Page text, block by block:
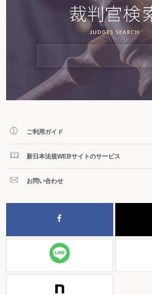
ご利用ガイド
新日本法規WEBサイトのサービス
お問い合わせ